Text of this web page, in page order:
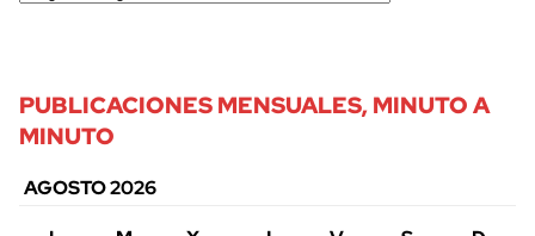
PUBLICACIONES MENSUALES, MINUTO A
MINUTO
AGOSTO 2026